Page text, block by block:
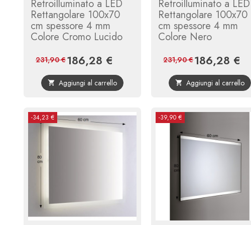
Retroilluminato a LED
Rettangolare 100x70
cm spessore 4 mm
Colore Cromo Lucido
Prezzo
186,28 €
base
231,90 €
 Aggiungi al carrello
Retroilluminato a LED
Rettangolare 100x70
cm spessore 4 mm
Colore Nero
Prezzo
186,28 €
base
231,90 €
 Aggiungi al carrello
-34,23 € -39,90 €